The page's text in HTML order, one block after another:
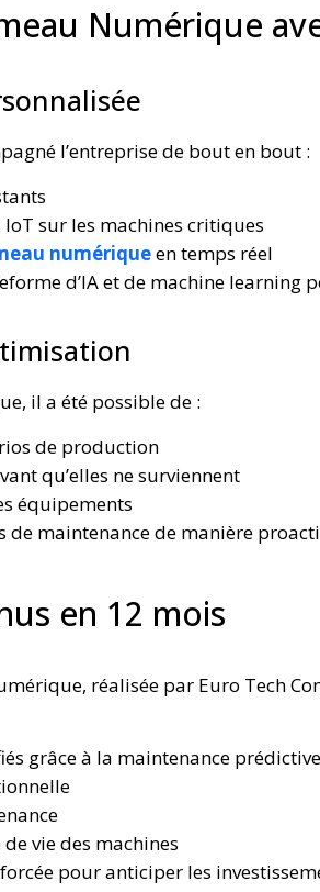
Numérique
l’entreprise de bout en bout :
sur les machines critiques
numériqueen temps réel
d’IA et de machine learning
il a été possible de :
de production
qu’elles ne surviennent
équipements
de maintenance de manière
en 12 mois
réalisée par Euro Tech
grâce à la maintenance prédictive
vie des machines
pour anticiper les